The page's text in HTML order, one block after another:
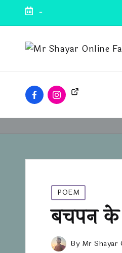
-
POEM
बचपन के
By Mr Shayar